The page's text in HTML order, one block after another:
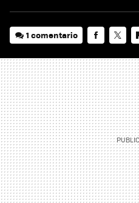
1 comentario